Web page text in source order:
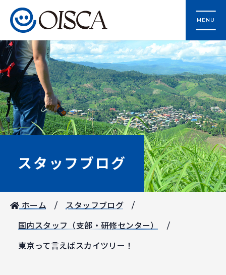
MENU
スタッフブログ
ホーム スタッフブログ
国内スタッフ（支部・研修センター）
東京って言えばスカイツリー！